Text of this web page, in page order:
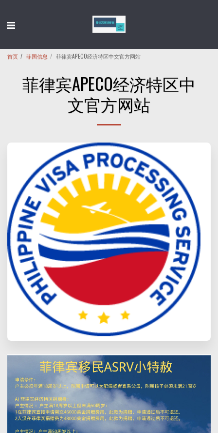
首页 菲国信息 菲律宾APECO经济特区中文官方网站
菲律宾APECO经济特区中
文官方网站